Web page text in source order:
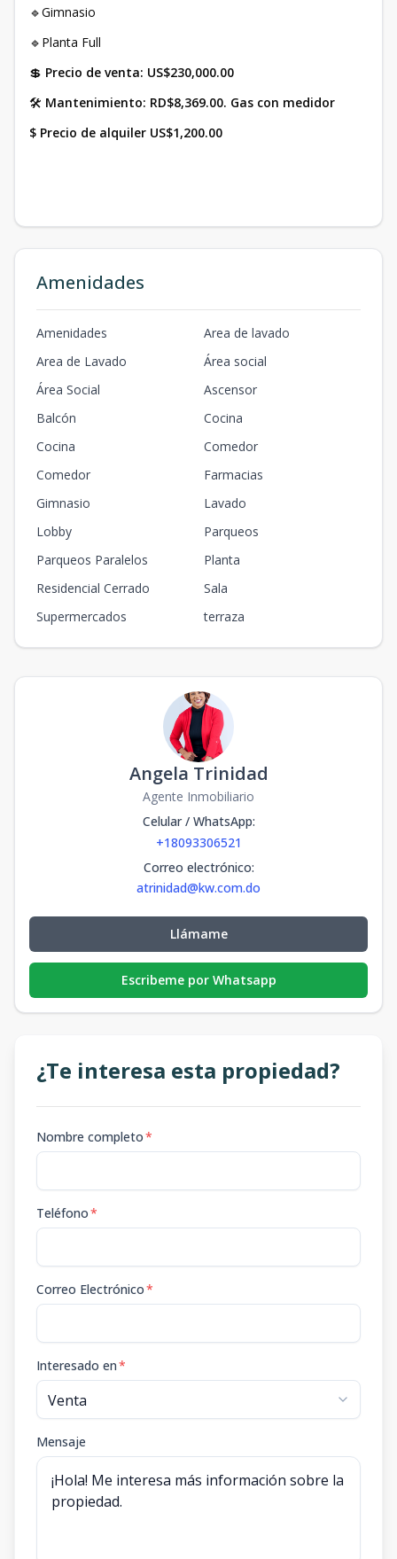
🔹Gimnasio
🔹Planta Full
💲 Precio de venta: US$230,000.00
🛠 Mantenimiento: RD$8,369.00. Gas con medidor
$ Precio de alquiler US$1,200.00
Amenidades
Amenidades
Area de lavado
Area de Lavado
Área social
Área Social
Ascensor
Balcón
Cocina
Cocina
Comedor
Comedor
Farmacias
Gimnasio
Lavado
Lobby
Parqueos
Parqueos Paralelos
Planta
Residencial Cerrado
Sala
Supermercados
terraza
Angela Trinidad
Agente Inmobiliario
Celular / WhatsApp:
+18093306521
Correo electrónico:
atrinidad@kw.com.do
Llámame
Escribeme por Whatsapp
¿Te interesa esta propiedad?
Nombre completo*
Teléfono*
Correo Electrónico*
Interesado en*
Mensaje